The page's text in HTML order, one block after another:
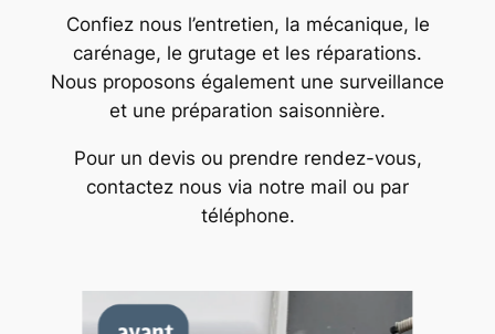
Confiez nous l’entretien, la mécanique, le
carénage, le grutage et les réparations.
Nous proposons également une surveillance
et une préparation saisonnière.
Pour un devis ou prendre rendez-vous,
contactez nous via notre mail ou par
téléphone.